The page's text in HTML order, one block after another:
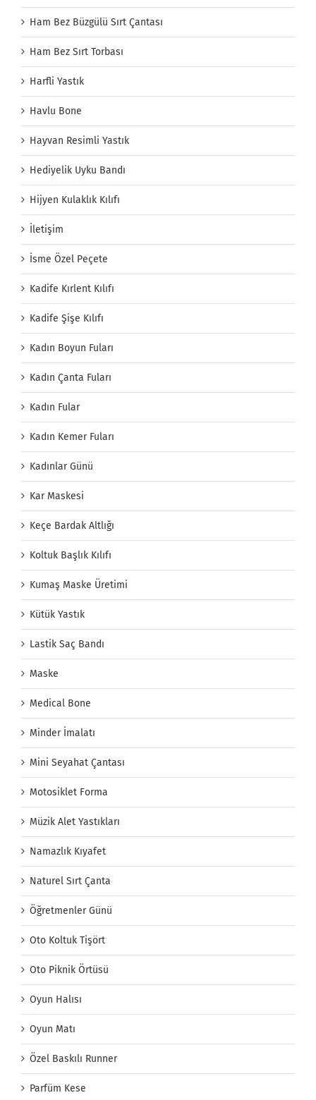
Ham Bez Büzgülü Sırt Çantası
Ham Bez Sırt Torbası
Harfli Yastık
Havlu Bone
Hayvan Resimli Yastık
Hediyelik Uyku Bandı
Hijyen Kulaklık Kılıfı
İletişim
İsme Özel Peçete
Kadife Kırlent Kılıfı
Kadife Şişe Kılıfı
Kadın Boyun Fuları
Kadın Çanta Fuları
Kadın Fular
Kadın Kemer Fuları
Kadınlar Günü
Kar Maskesi
Keçe Bardak Altlığı
Koltuk Başlık Kılıfı
Kumaş Maske Üretimi
Kütük Yastık
Lastik Saç Bandı
Maske
Medical Bone
Minder İmalatı
Mini Seyahat Çantası
Motosiklet Forma
Müzik Alet Yastıkları
Namazlık Kıyafet
Naturel Sırt Çanta
Öğretmenler Günü
Oto Koltuk Tişört
Oto Piknik Örtüsü
Oyun Halısı
Oyun Matı
Özel Baskılı Runner
Parfüm Kese